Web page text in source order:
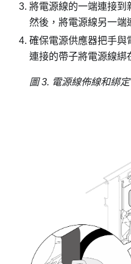
將電源線的一端連接到
然後，將電源線另一端
確保電源供應器把手與
連接的帶子將電源線綁
圖 3. 電源線佈線和綁定